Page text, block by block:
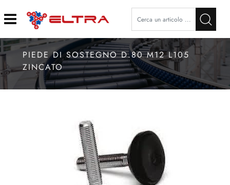
Open
PIEDE DI SOSTEGNO D.80 M12 L105
ZINCATO